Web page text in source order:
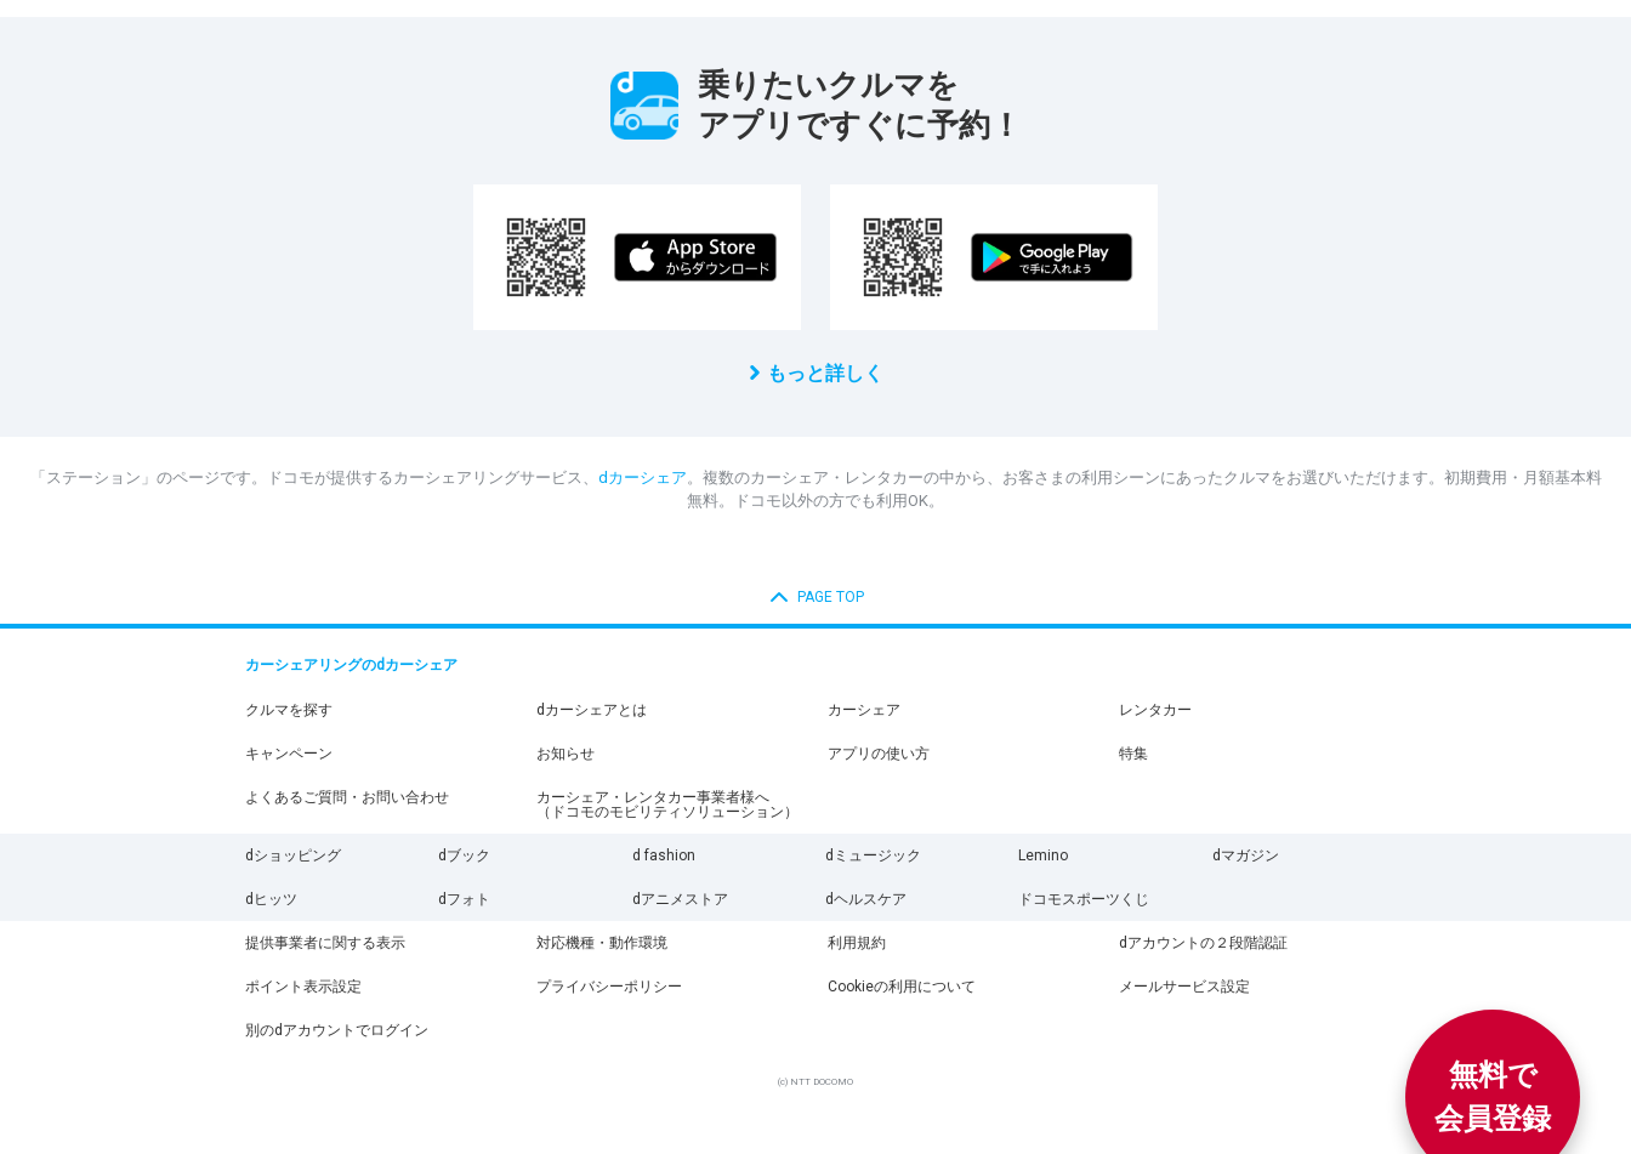
無料で
会員登録
乗りたいクルマを
アプリですぐに予約！
もっと詳しく
「ステーション」のページです。ドコモが提供するカーシェアリングサービス、 dカーシェア。複数のカーシェア・レンタカーの中から、お客さまの利用シーンにあったクルマをお選びいただけます。初期費用・月額基本料
無料。ドコモ以外の方でも利用OK。
PAGE TOP
カーシェアリングのdカーシェア
クルマを探す dカーシェアとは カーシェア レンタカー
キャンペーン お知らせ アプリの使い方 特集
よくあるご質問・お問い合わせ
カーシェア・レンタカー事業者様へ
（ドコモのモビリティソリューション）
dショッピング dブック d fashion dミュージック Lemino dマガジン
dヒッツ dフォト dアニメストア dヘルスケア ドコモスポーツくじ
提供事業者に関する表示 対応機種・動作環境 利用規約 dアカウントの２段階認証
ポイント表示設定 プライバシーポリシー Cookieの利用について メールサービス設定
別のdアカウントでログイン
(c) NTT DOCOMO